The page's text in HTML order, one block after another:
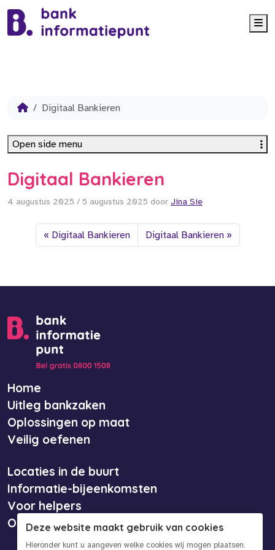
Digitaal Bankieren
Digitaal Bankieren
4 augustus 2025 / 5 augustus 2025 door Jina Sie
Digitaal Bankieren Digitaal Bankieren
Open side menu
Home
Uitleg bankzaken
Oplossingen op maat
Veilig oefenen
Locaties in de buurt
Informatie-bijeenkomsten
Voor helpers
Over ons
Deze website maakt gebruik van cookies
Hieronder kunt u aangeven welke cookies wij mogen plaatsen.